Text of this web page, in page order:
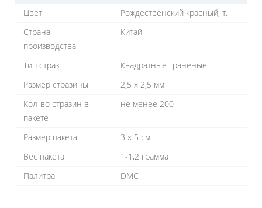
Цвет
Рождественский красный, т.
Страна
производства
Китай
Тип страз
Квадратные гранёные
Размер стразины
2,5 х 2,5 мм
Кол-во стразин в
пакете
не менее 200
Размер пакета
3 х 5 см
Вес пакета
1-1,2 грамма
Палитра
DMC